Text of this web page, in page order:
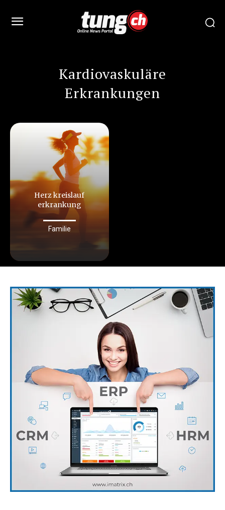
Kardiovaskuläre
Erkrankungen
Herz kreislauf
erkrankung
Familie